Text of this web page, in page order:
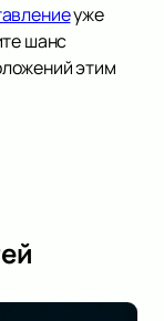
уже
шанс
этим